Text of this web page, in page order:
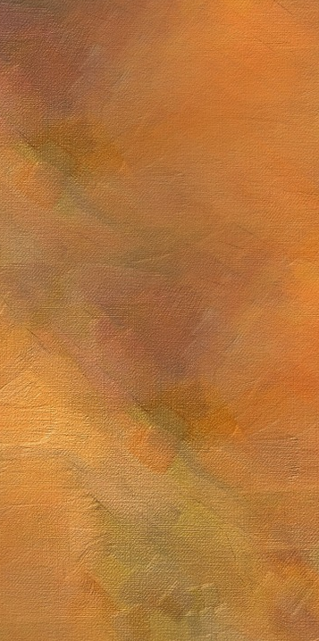
Sol. 30 de noviembre de 2025 a 10 de abril de 2026
El dibujo
Sol. 3 de